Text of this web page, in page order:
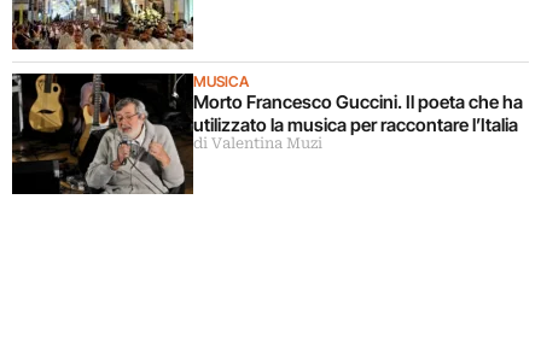
MUSICA
Morto Francesco Guccini. Il poeta che ha
utilizzato la musica per raccontare l’Italia
di Valentina Muzi